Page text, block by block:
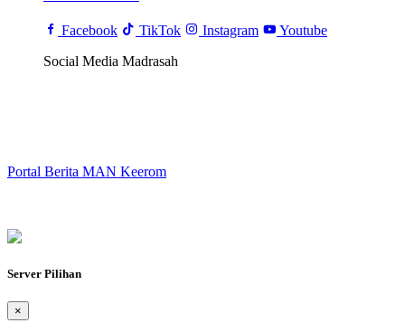
Facebook TikTok Instagram
Youtube
Social Media Madrasah
Portal Berita MAN Keerom
Server Pilihan
×